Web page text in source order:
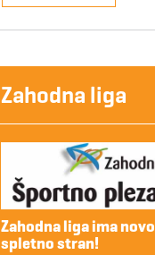
Zahodna liga
Zahodna liga ima novo
spletno stran!